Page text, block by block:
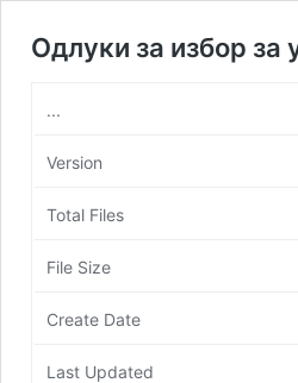
Одлуки за избор
...
Version
Total Files
File Size
Create Date
Last Updated